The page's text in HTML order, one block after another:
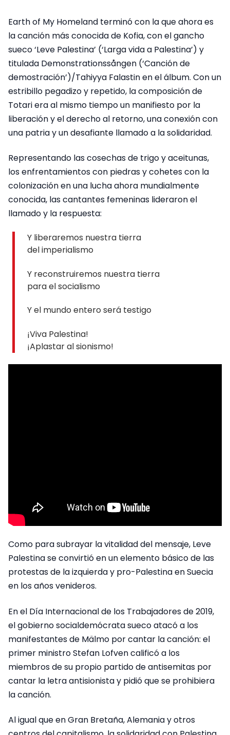
Earth of My Homeland terminó con la que ahora es
la canción más conocida de Kofia, con el gancho
sueco ‘Leve Palestina’ (‘Larga vida a Palestina’) y
titulada Demonstrationssången (‘Canción de
demostración’)/Tahiyya Falastin en el álbum. Con un
estribillo pegadizo y repetido, la composición de
Totari era al mismo tiempo un manifiesto por la
liberación y el derecho al retorno, una conexión con
una patria y un desafiante llamado a la solidaridad.
Representando las cosechas de trigo y aceitunas,
los enfrentamientos con piedras y cohetes con la
colonización en una lucha ahora mundialmente
conocida, las cantantes femeninas lideraron el
llamado y la respuesta:
Y liberaremos nuestra tierra
del imperialismo
Y reconstruiremos nuestra tierra
para el socialismo
Y el mundo entero será testigo
¡Viva Palestina!
¡Aplastar al sionismo!
Como para subrayar la vitalidad del mensaje, Leve
Palestina se convirtió en un elemento básico de las
protestas de la izquierda y pro-Palestina en Suecia
en los años venideros.
En el Día Internacional de los Trabajadores de 2019,
el gobierno socialdemócrata sueco atacó a los
manifestantes de Mälmo por cantar la canción: el
primer ministro Stefan Lofven calificó a los
miembros de su propio partido de antisemitas por
cantar la letra antisionista y pidió que se prohibiera
la canción.
Al igual que en Gran Bretaña, Alemania y otros